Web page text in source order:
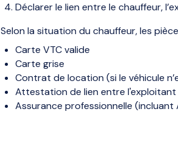
Déclarer le lien entre le chauffeur,
Selon la situation du chauffeur, les
Carte VTC valide
Carte grise
Contrat de location (si le véhicule
Attestation de lien entre
Assurance professionnelle (incluant